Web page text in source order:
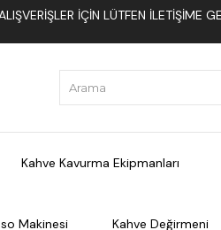
İÇIN LÜTFEN
Kahve Kavurma Ekipmanları
Makinesi Kahve Değirmeni